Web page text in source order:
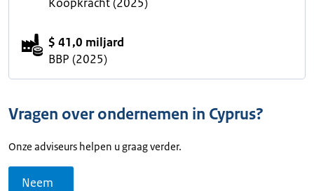
$ 41,0 miljard
BBP (2025)
Vragen over ondernemen in Cyprus?
Onze adviseurs helpen u graag verder.
Neem